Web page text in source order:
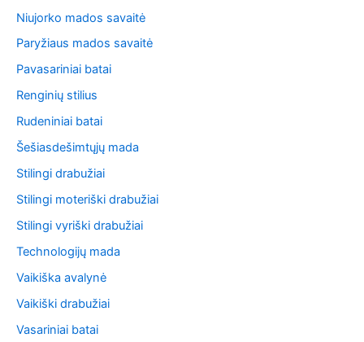
Niujorko mados savaitė
Paryžiaus mados savaitė
Pavasariniai batai
Renginių stilius
Rudeniniai batai
Šešiasdešimtųjų mada
Stilingi drabužiai
Stilingi moteriški drabužiai
Stilingi vyriški drabužiai
Technologijų mada
Vaikiška avalynė
Vaikiški drabužiai
Vasariniai batai